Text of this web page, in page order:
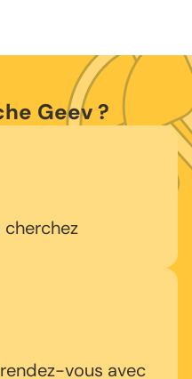
Geev ?
cherchez
vous avec